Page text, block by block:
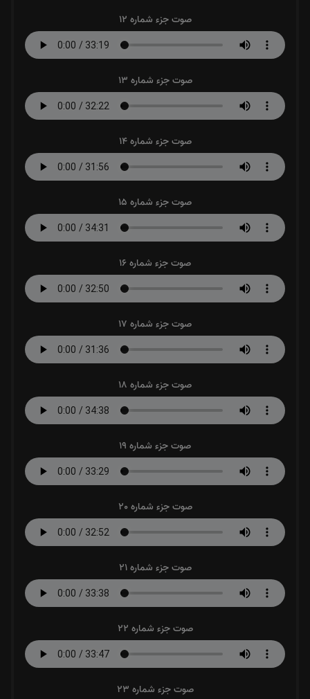
صوت جزء شماره 12
صوت جزء شماره 13
صوت جزء شماره 14
صوت جزء شماره 15
صوت جزء شماره 16
صوت جزء شماره 17
صوت جزء شماره 18
صوت جزء شماره 19
صوت جزء شماره 20
صوت جزء شماره 21
صوت جزء شماره 22
صوت جزء شماره 23